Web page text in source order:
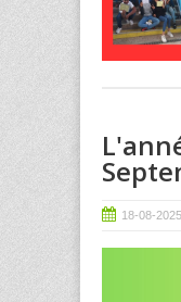
18-08-2025